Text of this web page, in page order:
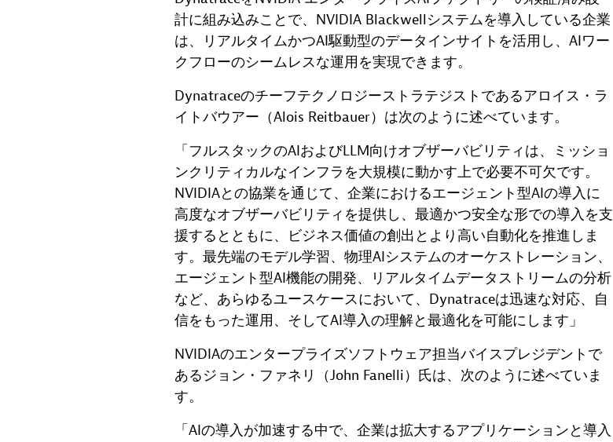
計に組み込みことで、NVIDIA Blackwellシステムを導入している企業
は、リアルタイムかつAI駆動型のデータインサイトを活用し、AIワー
クフローのシームレスな運用を実現できます。
Dynatraceのチーフテクノロジーストラテジストであるアロイス・ラ
イトバウアー（Alois Reitbauer）は次のように述べています。
「フルスタックのAIおよびLLM向けオブザーバビリティは、ミッショ
ンクリティカルなインフラを大規模に動かす上で必要不可欠です。
NVIDIAとの協業を通じて、企業におけるエージェント型AIの導入に
高度なオブザーバビリティを提供し、最適かつ安全な形での導入を支
援するとともに、ビジネス価値の創出とより高い自動化を推進しま
す。最先端のモデル学習、物理AIシステムのオーケストレーション、
エージェント型AI機能の開発、リアルタイムデータストリームの分析
など、あらゆるユースケースにおいて、Dynatraceは迅速な対応、自
信をもった運用、そしてAI導入の理解と最適化を可能にします」
NVIDIAのエンタープライズソフトウェア担当バイスプレジデントで
あるジョン・ファネリ（John Fanelli）氏は、次のように述べていま
す。
「AIの導入が加速する中で、企業は拡大するアプリケーションと導入